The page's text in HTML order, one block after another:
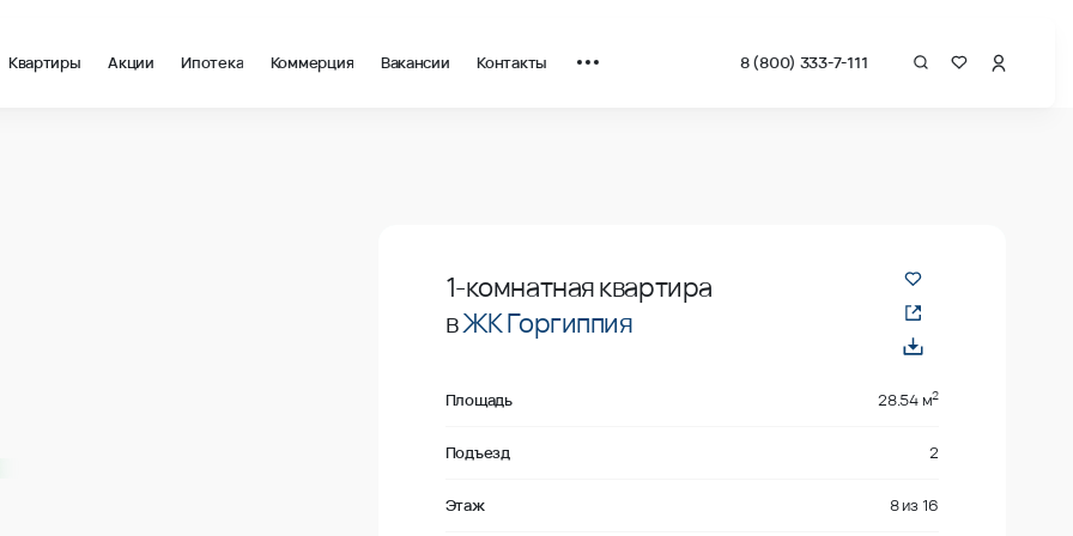
Квартиры Акции Ипотека Коммерция Вакансии Контакты 8 (800) 333-7-111
1-комнатная квартира
вЖК Горгиппия
Площадь 28.54 м2
Подъезд 2
Этаж 8из 16